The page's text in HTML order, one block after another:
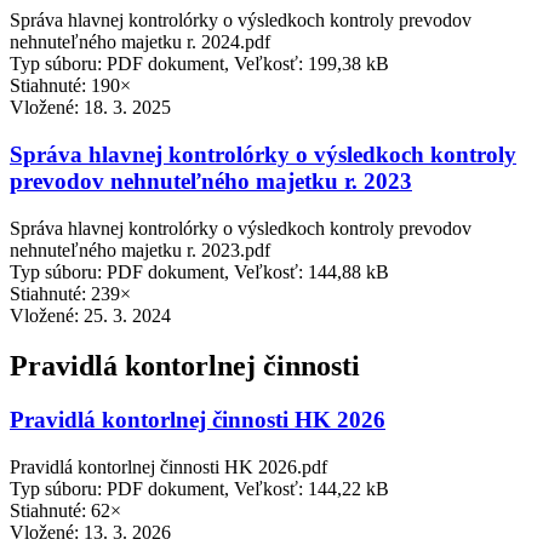
Správa hlavnej kontrolórky o výsledkoch kontroly prevodov
nehnuteľného majetku r. 2024.pdf
Typ súboru: PDF dokument, Veľkosť: 199,38 kB
Stiahnuté: 190×
Vložené: 18. 3. 2025
Správa hlavnej kontrolórky o výsledkoch kontroly
prevodov nehnuteľného majetku r. 2023
Správa hlavnej kontrolórky o výsledkoch kontroly prevodov
nehnuteľného majetku r. 2023.pdf
Typ súboru: PDF dokument, Veľkosť: 144,88 kB
Stiahnuté: 239×
Vložené: 25. 3. 2024
Pravidlá kontorlnej činnosti
Pravidlá kontorlnej činnosti HK 2026
Pravidlá kontorlnej činnosti HK 2026.pdf
Typ súboru: PDF dokument, Veľkosť: 144,22 kB
Stiahnuté: 62×
Vložené: 13. 3. 2026